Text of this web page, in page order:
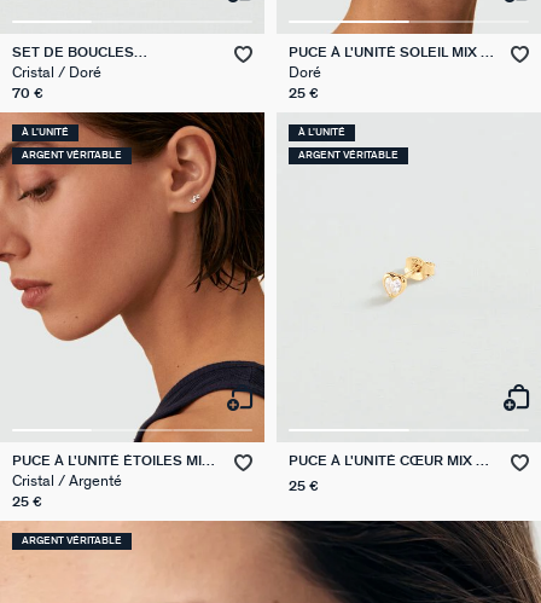
SET DE BOUCLES
D'OREILLES MIX & MATCH
Cristal / Doré
70 €
PUCE À L'UNITÉ SOLEIL MIX &
MATCH
Doré
25 €
À L'UNITÉ
ARGENT VÉRITABLE
PUCE À L'UNITÉ ÉTOILES MIX
& MATCH
Cristal / Argenté
25 €
À L'UNITÉ
ARGENT VÉRITABLE
PUCE À L'UNITÉ CŒUR MIX &
25 €
ARGENT VÉRITABLE